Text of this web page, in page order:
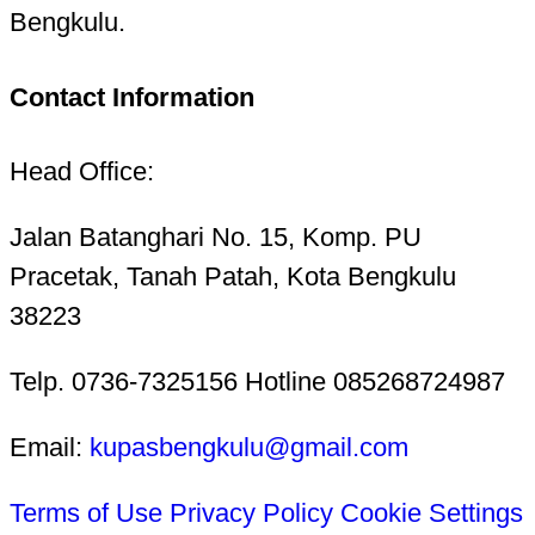
Bengkulu.
Contact Information
Head Office:
Jalan Batanghari No. 15, Komp. PU
Pracetak, Tanah Patah, Kota Bengkulu
38223
Telp. 0736-7325156 Hotline 085268724987
Email: kupasbengkulu@gmail.com
Terms of Use Privacy Policy Cookie Settings